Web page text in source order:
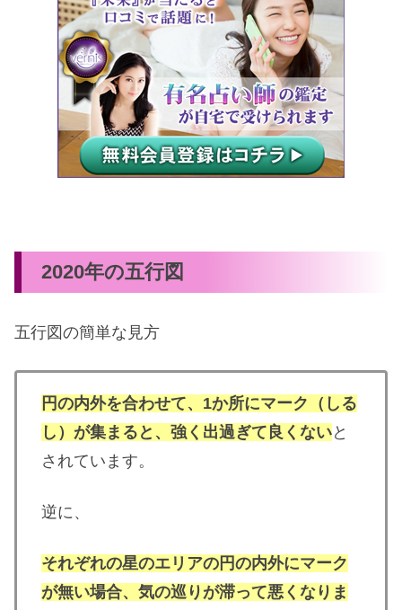
2020年の五行図
五行図の簡単な見方
円の内外を合わせて、1か所にマーク（しる
し）が集まると、強く出過ぎて良くないと
されています。
逆に、
それぞれの星のエリアの円の内外にマーク
が無い場合、気の巡りが滞って悪くなりま